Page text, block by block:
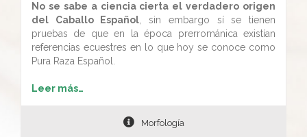
No se sabe a ciencia cierta el verdadero origen
del Caballo Español , sin embargo sí se tienen
pruebas de que en la época prerrománica existían
referencias ecuestres en lo que hoy se conoce como
Pura Raza Español.
Leer más…
Morfología